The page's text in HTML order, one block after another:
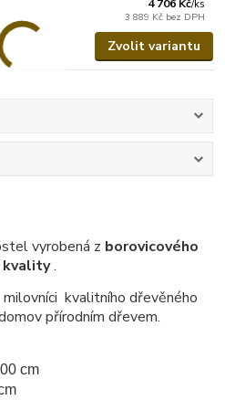
4 706 Kč/ks
3 889 Kč bez DPH
Zvolit variantu
vyrobená z borovicového
kvality.
kvalitního dřevěného
přírodním dřevem.
cm